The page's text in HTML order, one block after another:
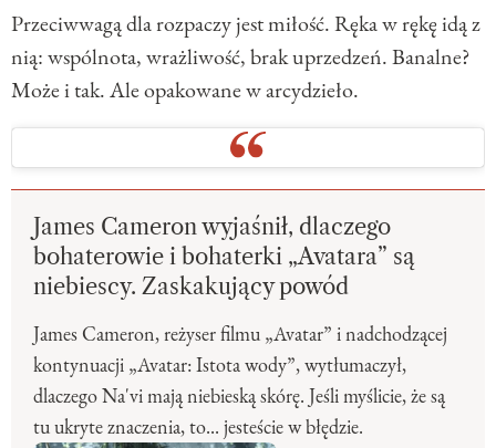
Przeciwwagą dla rozpaczy jest miłość. Ręka w rękę idą z
nią: wspólnota, wrażliwość, brak uprzedzeń. Banalne?
Może i tak. Ale opakowane w arcydzieło.
James Cameron wyjaśnił, dlaczego
bohaterowie i bohaterki „Avatara” są
niebiescy. Zaskakujący powód
James Cameron, reżyser filmu „Avatar” i nadchodzącej
kontynuacji „Avatar: Istota wody”, wytłumaczył,
dlaczego Na'vi mają niebieską skórę. Jeśli myślicie, że są
tu ukryte znaczenia, to... jesteście w błędzie.